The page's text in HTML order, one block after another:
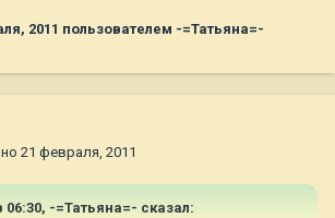
2011 пользователем -=Татьяна=-
21 февраля, 2011
06:30, -=Татьяна=- сказал: